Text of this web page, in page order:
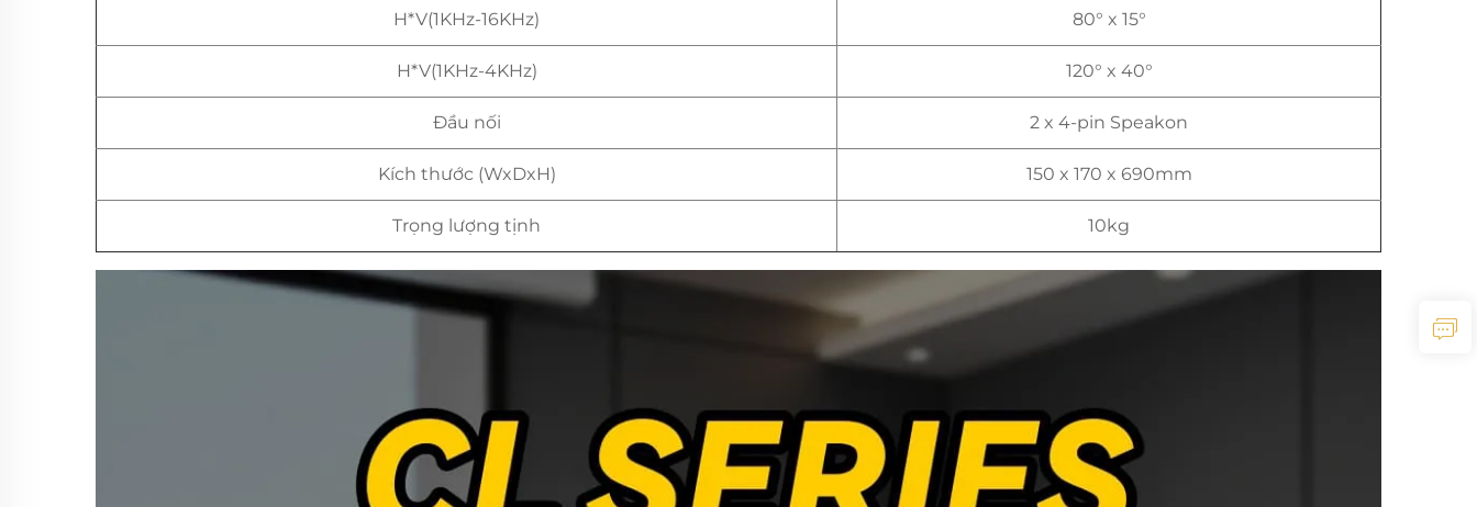
H*V(1KHz-16KHz) 80° x 15°
H*V(1KHz-4KHz) 120° x 40°
Đầu nối 2 x 4-pin Speakon
Kích thước (WxDxH) 150 x 170 x 690mm
Trọng lượng tịnh 10kg